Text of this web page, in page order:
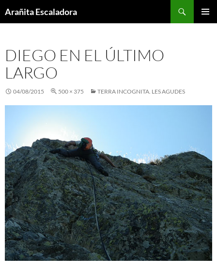
toArañita Escaladora
DIEGO EN EL ÚLTIMO
LARGO
04/08/2015 500 × 375 TERRA INCOGNITA. LES AGUDES